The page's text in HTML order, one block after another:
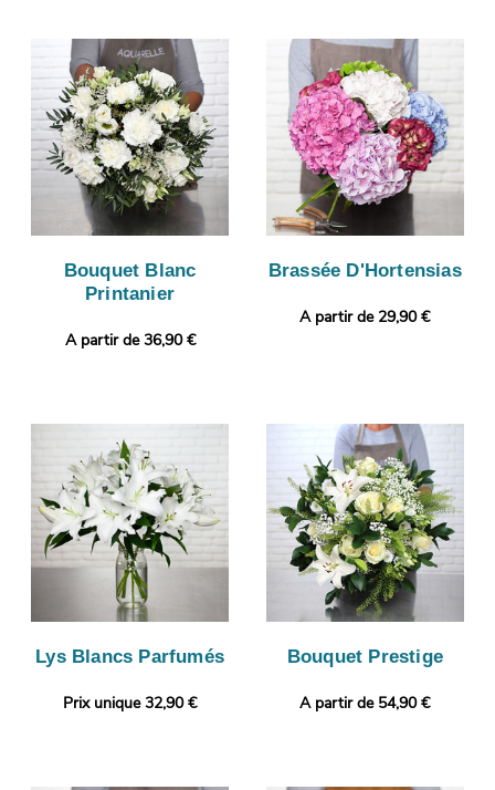
Bouquet Blanc
Printanier
A partir de 36,90 €
Brassée D'Hortensias
A partir de 29,90 €
Lys Blancs Parfumés
Prix unique 32,90 €
Bouquet Prestige
A partir de 54,90 €